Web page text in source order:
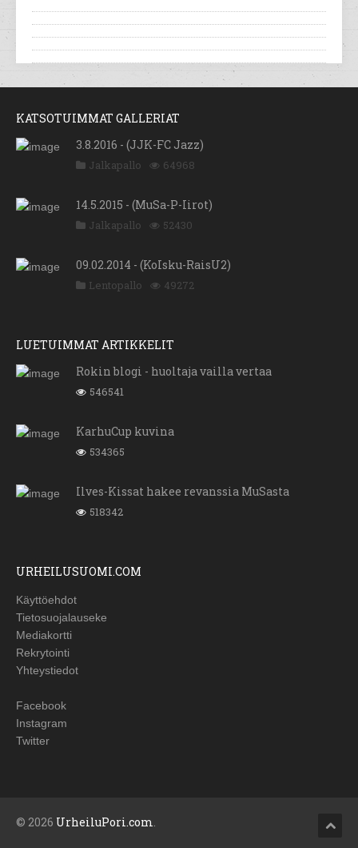
KATSOTUIMMAT GALLERIAT
3.8.2016 - (JJK-FC Jazz)
Jalkapallo 64968
14.5.2015 - (MuSa-P-Iirot)
Jalkapallo 52430
09.02.2014 - (KoIsku-RaisU2)
Lentopallo 49272
LUETUIMMAT ARTIKKELIT
Rokin blogi - huoltaja vailla vertaa
546541
KarhuCup kuvina
534365
Ilves-Kissat hakee revanssia MuSasta
518342
URHEILUSUOMI.COM
Käyttöehdot
Tietosuojalauseke
Mediakortti
Rekrytointi
Yhteystiedot
Facebook
Instagram
Twitter
© 2026 UrheiluPori.com.